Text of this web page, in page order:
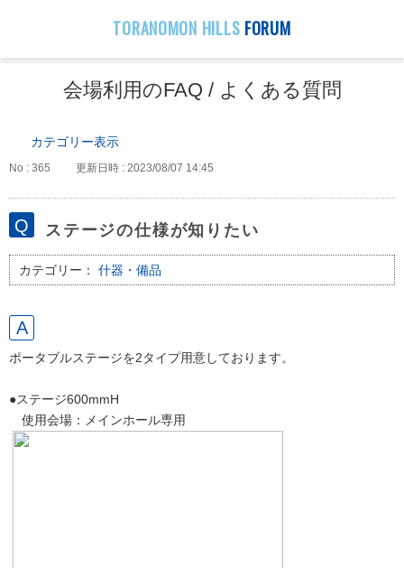
TORANOMON HILLS FORUM
会場利用のFAQ / よくある質問
カテゴリー表示
No : 365 更新日時 : 2023/08/07 14:45
ステージの仕様が知りたい
カテゴリー： 什器・備品
ポータブルステージを2タイプ用意しております。
●ステージ600mmH
使用会場：メインホール専用